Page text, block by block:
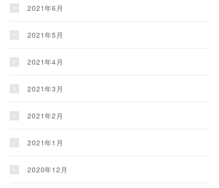
2021年6月
2021年5月
2021年4月
2021年3月
2021年2月
2021年1月
2020年12月